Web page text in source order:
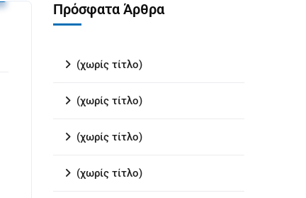
Πρόσφατα Άρθρα
(χωρίς τίτλο)
(χωρίς τίτλο)
(χωρίς τίτλο)
(χωρίς τίτλο)